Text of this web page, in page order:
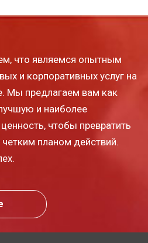
что являемся опытным
и корпоративных услуг на
Мы предлагаем вам как
и наиболее
чтобы превратить
планом действий.